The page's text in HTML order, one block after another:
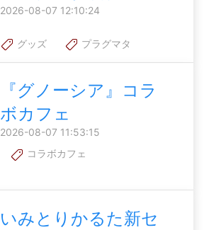
2026-08-07 12:10:24
グッズ プラグマタ
『グノーシア』コラ
ボカフェ
2026-08-07 11:53:15
コラボカフェ
いみとりかるた新セ